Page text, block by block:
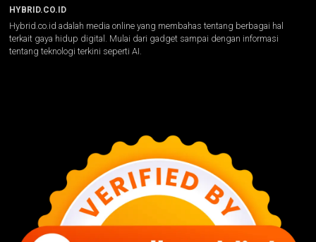
HYBRID.CO.ID
Hybrid.co.id adalah media online yang membahas tentang berbagai hal
terkait gaya hidup digital. Mulai dari gadget sampai dengan informasi
tentang teknologi terkini seperti AI.